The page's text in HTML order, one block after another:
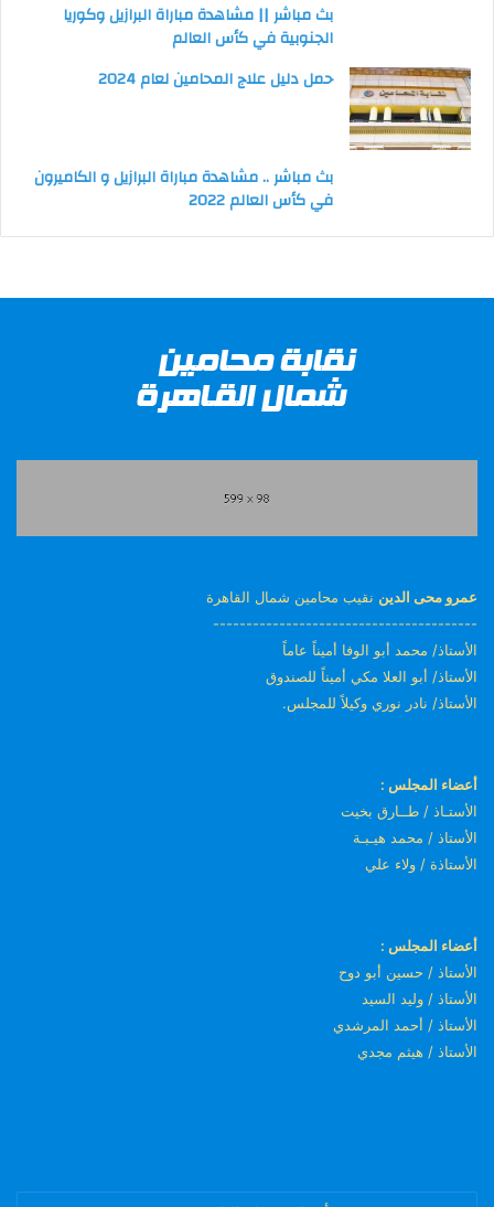
بث مباشر || مشاهدة مباراة البرازيل وكوريا
الجنوبية في كأس العالم
حمل دليل علاج المحامين لعام 2024
بث مباشر .. مشاهدة مباراة البرازيل و الكاميرون
في كأس العالم 2022
عمرو محى الدين نقيب محامين شمال القاهرة
----------------------------------------
الأستاذ/ محمد أبو الوفا أميناً عاماً
الأستاذ/ أبو العلا مكي أميناً للصندوق
الأستاذ/ نادر نوري وكيلاً للمجلس.
أعضاء المجلس :
الأستـاذ / طــارق بخيت
الأستاذ / محمد هيـبـة
الأستاذة / ولاء علي
أعضاء المجلس :
الأستاذ / حسين أبو دوح
الأستاذ / وليد السيد
الأستاذ / أحمد المرشدي
الأستاذ / هيثم مجدي